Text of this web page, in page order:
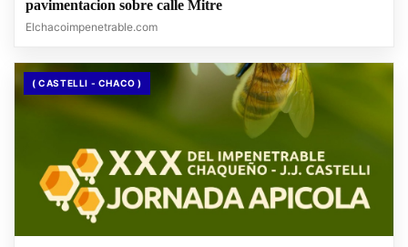
pavimentacion sobre calle Mitre
Elchacoimpenetrable.com
( CASTELLI - CHACO )